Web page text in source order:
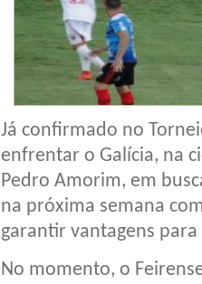
Já confirmado no
enfrentar o Galícia, na
Pedro Amorim, em
na próxima semana
garantir vantagens
No momento, o